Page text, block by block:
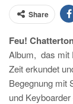
Share
Feu!
Album, das mit
Zeit erkundet
Begegnung mit
und